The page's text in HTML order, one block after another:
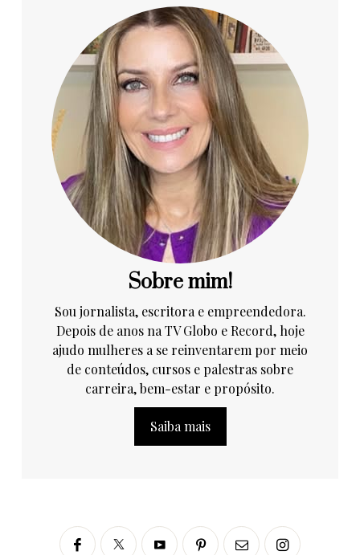
Sobre mim!
Sou jornalista, escritora e empreendedora.
Depois de anos na TV Globo e Record, hoje
ajudo mulheres a se reinventarem por meio
de conteúdos, cursos e palestras sobre
carreira, bem-estar e propósito.
Saiba mais